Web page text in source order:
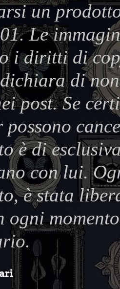
un
Le
i diritti di
di non
post. Se
possono
è di
con lui.
è stata
ogni